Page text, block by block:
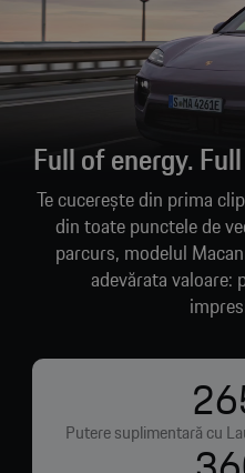
Full of energy.
Te cucerește din prima
din toate punctele de
parcurs, modelul
adevărata
Putere suplimentară cu